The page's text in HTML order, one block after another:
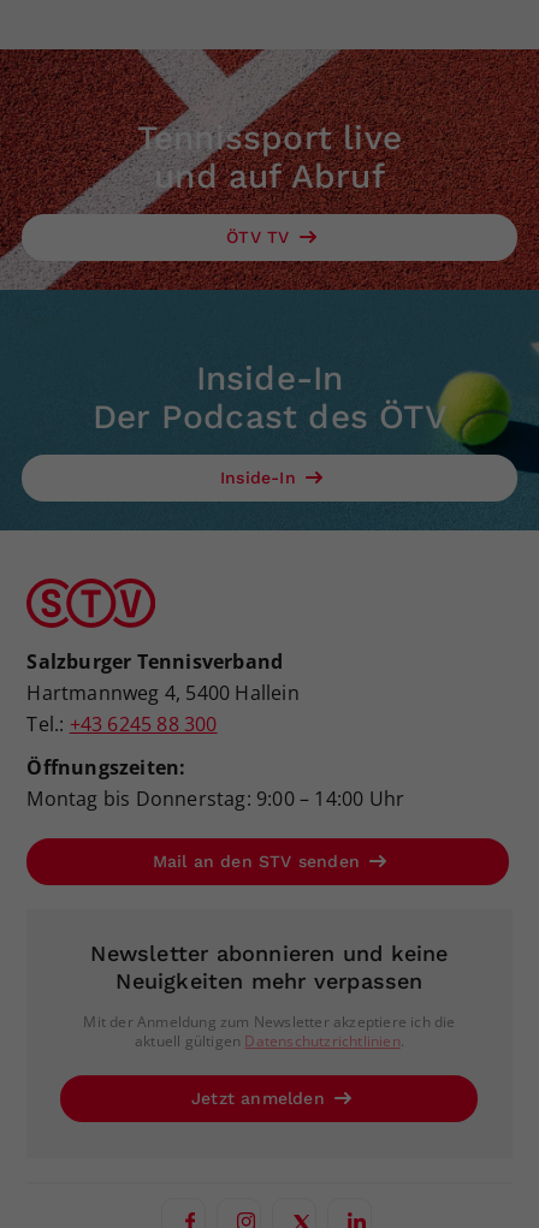
Tennissport live
und auf Abruf
ÖTV TV
Inside-In
Der Podcast des ÖTV
Inside-In
Salzburger Tennisverband
Hartmannweg 4, 5400 Hallein
Tel.: +43 6245 88 300
Öffnungszeiten:
Montag bis Donnerstag: 9:00 – 14:00 Uhr
Mail an den STV senden
Newsletter abonnieren und keine
Neuigkeiten mehr verpassen
Mit der Anmeldung zum Newsletter akzeptiere ich die
aktuell gültigen Datenschutzrichtlinien.
Jetzt anmelden